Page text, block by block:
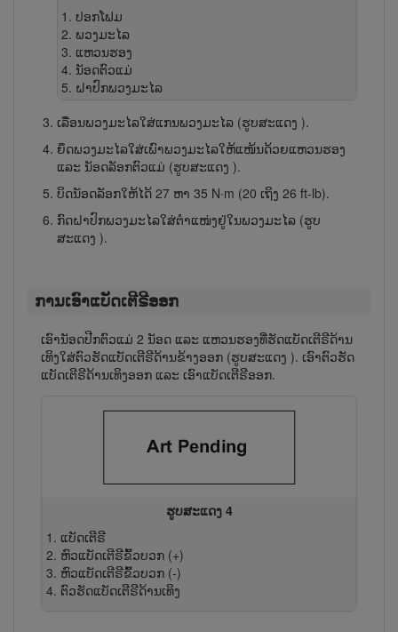
ປອກ​ໂຟມ
ພວງມະໄລ
ແຫວນຮອງ
ນັອດຕົວແມ່
ຝາປົກພວງມະໄລ
ເລື່ອນພວງມະໄລໃສ່ແກນພວງມະໄລ (ຮູບສະແດງ ).
ຍຶດ​ພວງ​ມະ​ໄລ​ໃສ່​ເພົາ​ພວງ​ມະ​ໄລ​ໃຫ້​ແໜ້ນ​ດ້ວຍ​ແຫວນ​ຮອງ
ແລະ ນັອດ​ລັອກ​ຕົວ​ແມ່ (ຮູບສະແດງ ).
ບິດ​ນັອດ​ລັອກໃຫ້​ໄດ້ 27 ຫາ 35 N∙m (20 ເຖິງ 26 ft-lb).
ກົດ​ຝາ​ປົກ​ພວງ​ມະ​ໄລ​ໃສ່​ຕຳ​ແໜ່ງ​ຢູ່​ໃນ​ພວງ​ມະ​ໄລ (ຮູບ
ສະແດງ ).
ກາ​ນເອົາແບັດ​ເຕີ​ຣີ​ອອກ
ເອົາ​ນັອດ​ປີກ​ຕົວ​ແມ່ 2 ນັອດ ແລະ ແຫວນ​ຮອງ​ທີ່ຮັດ​ແບັດ​ເຕີ​ຣີ​ດ້ານ​
ເທິງ​ໃສ່​ຕົວ​ຮັດ​ແບັດ​ເຕີ​ຣີ​ດ້ານ​ຂ້າງ​ອອກ (ຮູບສະແດງ ). ເອົາ​ຕົວ​ຮັດ​
ແບັດ​ເຕີ​ຣີ​ດ້ານ​ເທິງ​ອອກ ແລະ ເອົາ​ແບັດ​ເຕີ​ຣີ​ອອກ.
ຮູບສະແດງ 4
ແບັດເຕີຣີ
ຫົວ​ແບັດ​ເຕີ​ຣີ​ຂົ້ວບວກ (+)
ຫົວ​ແບັດ​ເຕີ​ຣີ​ຂົ້ວບວກ (-)
ຕົວ​ຮັດ​ແບັດ​ເຕີ​ຣີ​ດ້ານ​ເທິງ